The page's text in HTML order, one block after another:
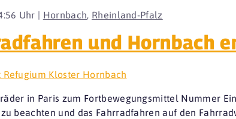
Uhr | Hornbach, Rheinland-Pfalz
und Hornbach
Refugium Kloster Hornbach
in Paris zum Fortbewegungsmittel Nummer
beachten und das Fahrradfahren auf den